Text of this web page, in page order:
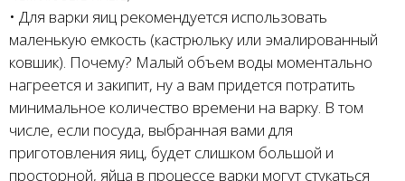
• Для варки яиц рекомендуется использовать
маленькую емкость (кастрюльку или эмалированный
ковшик). Почему? Малый объем воды моментально
нагреется и закипит, ну а вам придется потратить
минимальное количество времени на варку. В том
числе, если посуда, выбранная вами для
приготовления яиц, будет слишком большой и
просторной, яйца в процессе варки могут стукаться